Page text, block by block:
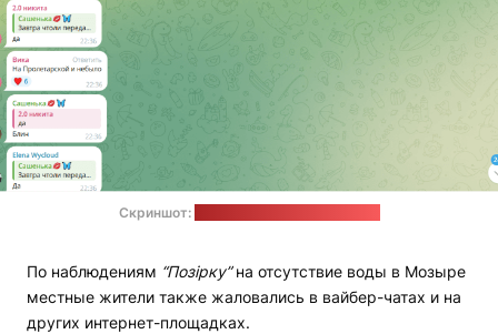
Скриншот:
По наблюдениям “Позірку”на отсутствие воды в Мозыре
местные жители также жаловались в вайбер-чатах и на
других интернет-площадках.